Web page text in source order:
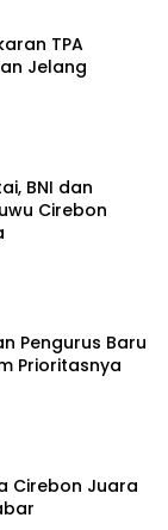
TPA
Jelang
BNI dan
Cirebon
Pengurus Baru
Prioritasnya
Cirebon Juara